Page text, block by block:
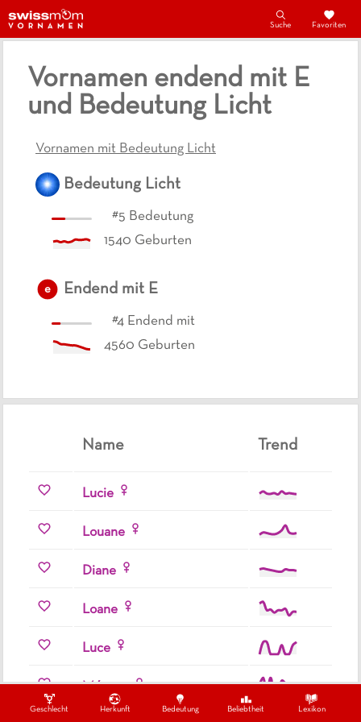
Geschlecht Herkunft Bedeutung Beliebtheit Lexikon
Suche Favoriten
Vornamen endend mit E
und Bedeutung Licht
Vornamen mit Bedeutung Licht
Bedeutung Licht
#5 Bedeutung
1540 Geburten
e Endend mit E
#4 Endend mit
4560 Geburten
Name Trend
Lucie
Louane
Diane
Loane
Luce
Mégane